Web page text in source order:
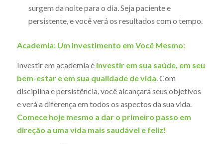
surgem da noite para o dia. Seja paciente e
persistente, e você verá os resultados com o tempo.
Academia: Um Investimento em Você Mesmo:
Investir em academia é investir em sua saúde, em seu
bem-estar e em sua qualidade de vida . Com
disciplina e persistência, você alcançará seus objetivos
e verá a diferença em todos os aspectos da sua vida.
Comece hoje mesmo a dar o primeiro passo em
direção a uma vida mais saudável e feliz!